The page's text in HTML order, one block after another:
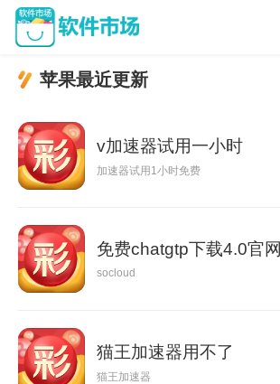
苹果最近更新
v加速器试用一小时
加速器试用1小时免费
免费chatgtp下载4.0官网
socloud
猫王加速器用不了
猫王加速器